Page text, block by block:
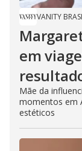
VANITY
em
Mãe da
momentos em
estéticos